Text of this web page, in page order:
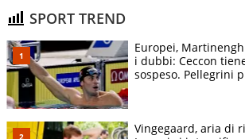
SPORT TREND
Europei,
i dubbi: Ceccon
sospeso. Pellegrini
Vingegaard, aria di